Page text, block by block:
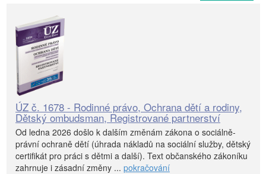
ÚZ č. 1678 - Rodinné právo, Ochrana dětí a rodiny,
Dětský ombudsman, Registrované partnerství
Od ledna 2026 došlo k dalším změnám zákona o sociálně-
právní ochraně dětí (úhrada nákladů na sociální služby, dětský
certifikát pro práci s dětmi a další). Text občanského zákoníku
zahrnuje i zásadní změny ... pokračování